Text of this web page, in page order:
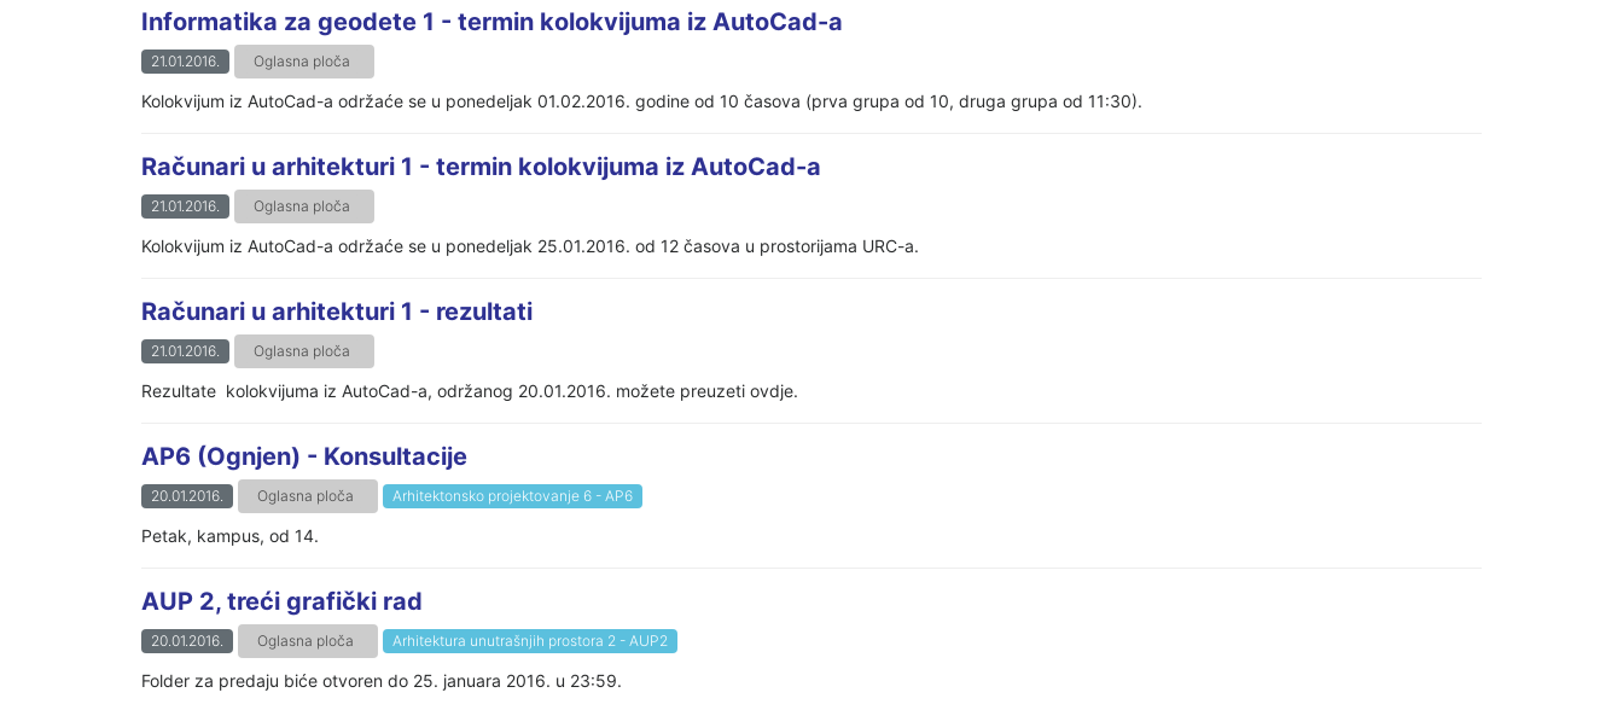
Informatika za geodete 1 - termin kolokvijuma iz AutoCad-a
21.01.2016. Oglasna ploča
Kolokvijum iz AutoCad-a održaće se u ponedeljak 01.02.2016. godine od 10 časova (prva grupa od 10, druga grupa od 11:30).
Računari u arhitekturi 1 - termin kolokvijuma iz AutoCad-a
21.01.2016. Oglasna ploča
Kolokvijum iz AutoCad-a održaće se u ponedeljak 25.01.2016. od 12 časova u prostorijama URC-a.
Računari u arhitekturi 1 - rezultati
21.01.2016. Oglasna ploča
Rezultate kolokvijuma iz AutoCad-a, održanog 20.01.2016. možete preuzeti ovdje.
AP6 (Ognjen) - Konsultacije
20.01.2016. Oglasna ploča Arhitektonsko projektovanje 6 - AP6
Petak, kampus, od 14.
AUP 2, treći grafički rad
20.01.2016. Oglasna ploča Arhitektura unutrašnjih prostora 2 - AUP2
Folder za predaju biće otvoren do 25. januara 2016. u 23:59.